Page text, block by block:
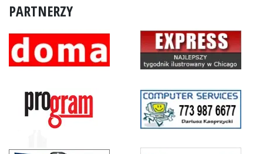
PARTNERZY